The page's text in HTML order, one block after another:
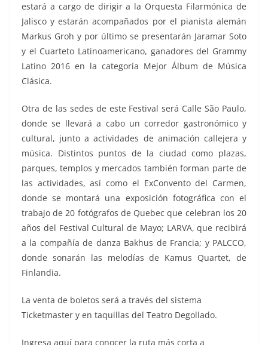
estará a cargo de dirigir a la Orquesta Filarmónica de
Jalisco y estarán acompañados por el pianista alemán
Markus Groh y por último se presentarán Jaramar Soto
y el Cuarteto Latinoamericano, ganadores del Grammy
Latino 2016 en la categoría Mejor Álbum de Música
Clásica.
Otra de las sedes de este Festival será Calle São Paulo,
donde se llevará a cabo un corredor gastronómico y
cultural, junto a actividades de animación callejera y
música. Distintos puntos de la ciudad como plazas,
parques, templos y mercados también forman parte de
las actividades, así como el ExConvento del Carmen,
donde se montará una exposición fotográfica con el
trabajo de 20 fotógrafos de Quebec que celebran los 20
años del Festival Cultural de Mayo; LARVA, que recibirá
a la compañía de danza Bakhus de Francia; y PALCCO,
donde sonarán las melodías de Kamus Quartet, de
Finlandia.
La venta de boletos será a través del sistema
Ticketmaster y en taquillas del Teatro Degollado.
Ingresa aquí para conocer la ruta más corta a